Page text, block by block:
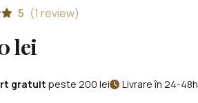
5 (1 review)
lei
gratuit peste 200 lei Livrare în 24-48h